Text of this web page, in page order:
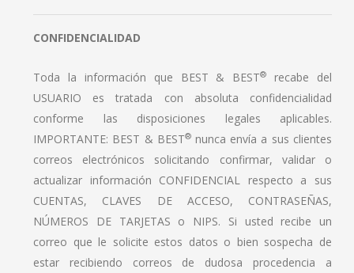
CONFIDENCIALIDAD
Toda la información que BEST & BEST®
recabe del
USUARIO es tratada con absoluta confidencialidad
conforme las disposiciones legales aplicables.
IMPORTANTE: BEST & BEST® nunca envía a sus clientes
correos electrónicos solicitando confirmar, validar o
actualizar información CONFIDENCIAL respecto a sus
CUENTAS, CLAVES DE ACCESO, CONTRASEÑAS,
NÚMEROS DE TARJETAS o NIPS. Si usted recibe un
correo que le solicite estos datos o bien sospecha de
estar recibiendo correos de dudosa procedencia a